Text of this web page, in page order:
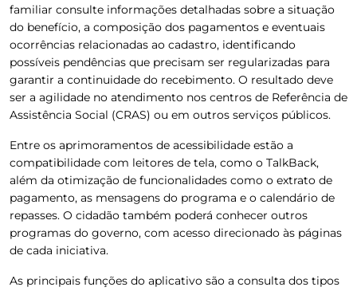
familiar consulte informações detalhadas sobre a situação
do benefício, a composição dos pagamentos e eventuais
ocorrências relacionadas ao cadastro, identificando
possíveis pendências que precisam ser regularizadas para
garantir a continuidade do recebimento. O resultado deve
ser a agilidade no atendimento nos centros de Referência de
Assistência Social (CRAS) ou em outros serviços públicos.
Entre os aprimoramentos de acessibilidade estão a
compatibilidade com leitores de tela, como o TalkBack,
além da otimização de funcionalidades como o extrato de
pagamento, as mensagens do programa e o calendário de
repasses. O cidadão também poderá conhecer outros
programas do governo, com acesso direcionado às páginas
de cada iniciativa.
As principais funções do aplicativo são a consulta dos tipos